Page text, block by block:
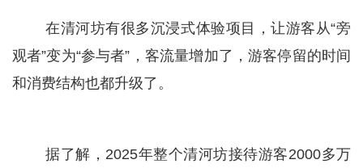
在清河坊有很多沉浸式体验项目，让游客从“旁
观者”变为“参与者”，客流量增加了，游客停留的时间
和消费结构也都升级了。
据了解，2025年整个清河坊接待游客2000多万